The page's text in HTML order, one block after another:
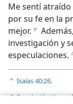
Me sentí
por su fe en la
mejor. b
investigación y
especulaciones.
a Isaías 40:26.
b Revelación